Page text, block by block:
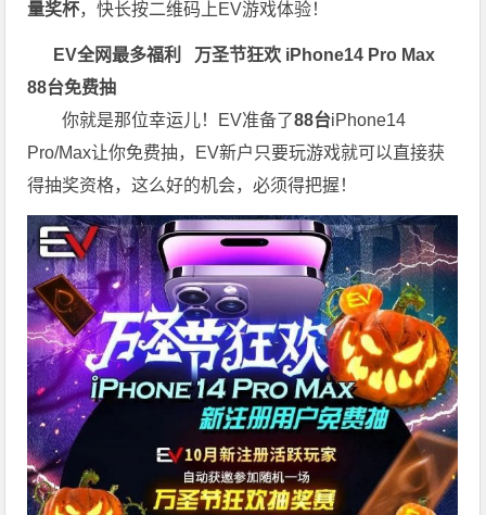
量奖杯，快长按二维码上EV游戏体验！
EV全网最多福利 万圣节狂欢 iPhone14 Pro Max
88台免费抽
你就是那位幸运儿！EV准备了88台iPhone14
Pro/Max让你免费抽，EV新户只要玩游戏就可以直接获
得抽奖资格，这么好的机会，必须得把握！